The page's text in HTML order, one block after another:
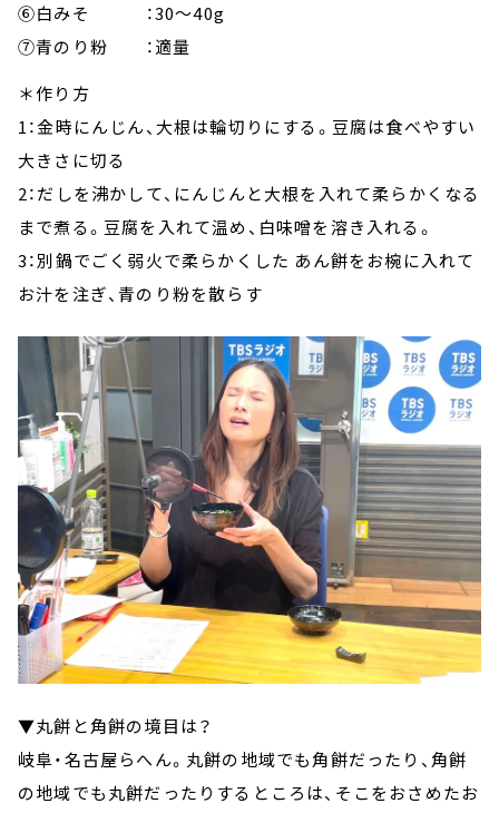
⑥白みそ ：30～40g
⑦青のり粉 ：適量
＊作り方
1：金時にんじん、大根は輪切りにする。豆腐は食べやすい
大きさに切る
2：だしを沸かして、にんじんと大根を入れて柔らかくなる
まで煮る。豆腐を入れて温め、白味噌を溶き入れる。
3：別鍋でごく弱火で柔らかくした あん餅をお椀に入れて
お汁を注ぎ、青のり粉を散らす
▼丸餅と角餅の境目は？
岐阜・名古屋らへん。丸餅の地域でも角餅だったり、角餅
の地域でも丸餅だったりするところは、そこをおさめたお